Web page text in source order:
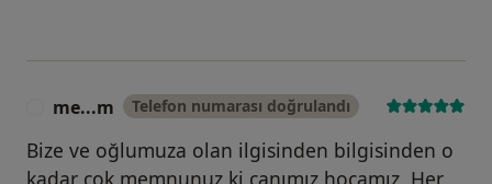
me...m Telefon numarası doğrulandı
Bize ve oğlumuza olan ilgisinden bilgisinden o
kadar çok memnunuz ki canımız hocamız. Her